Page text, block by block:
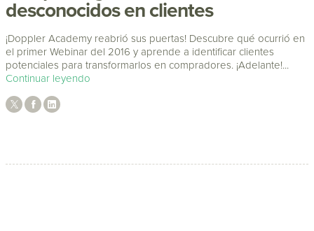
desconocidos en clientes
¡Doppler Academy reabrió sus puertas! Descubre qué ocurrió en
el primer Webinar del 2016 y aprende a identificar clientes
potenciales para transformarlos en compradores. ¡Adelante!...
Continuar leyendo